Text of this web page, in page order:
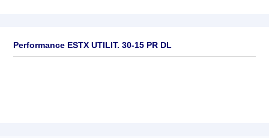
Performance ESTX UTILIT. 30-15 PR DL